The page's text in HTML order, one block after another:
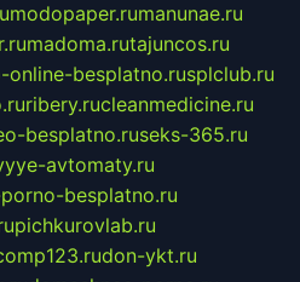
modopaper.rumanunae.ru
madoma.rutajuncos.ru
online-besplatno.rusplclub.ru
ribery.rucleanmedicine.ru
besplatno.ruseks-365.ru
avtomaty.ru
besplatno.ru
pichkurovlab.ru
don-ykt.ru